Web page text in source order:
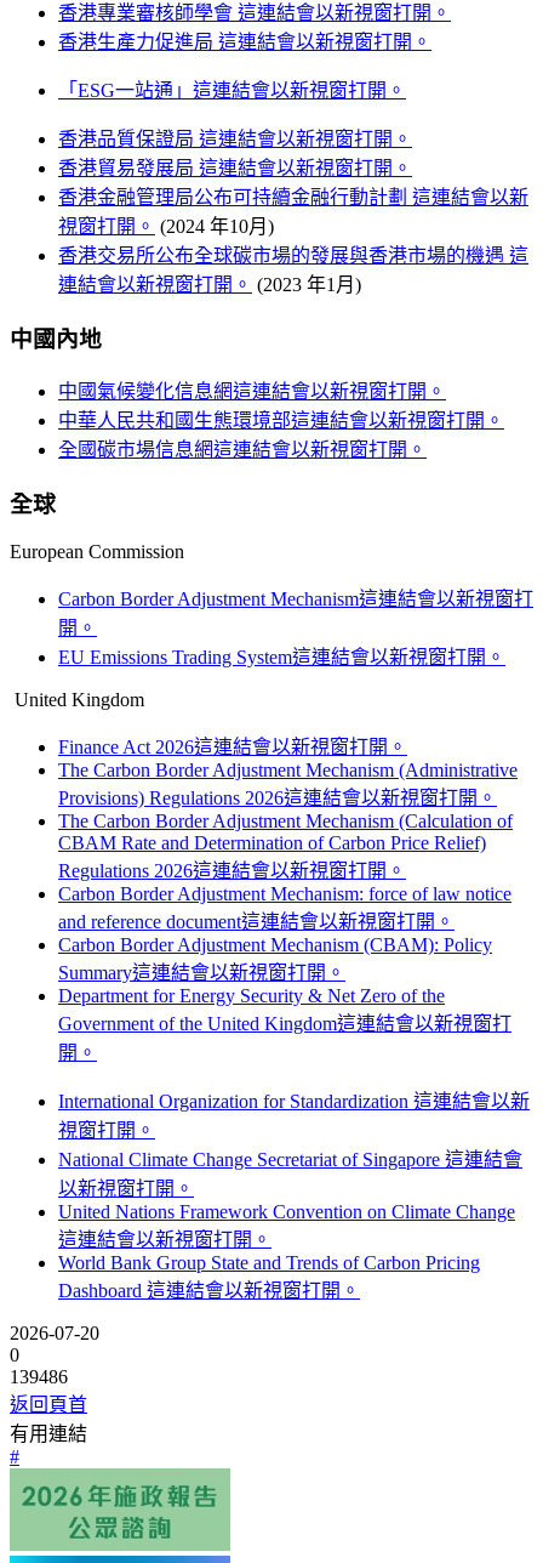
香港專業審核師學會 這連結會以新視窗打開。
香港生產力促進局 這連結會以新視窗打開。
「ESG一站通」 這連結會以新視窗打開。
香港品質保證局 這連結會以新視窗打開。
香港貿易發展局 這連結會以新視窗打開。
香港金融管理局公布可持續金融行動計劃 這連結會以新
視窗打開。 (2024 年10月)
香港交易所公布全球碳市場的發展與香港市場的機遇 這
連結會以新視窗打開。 (2023 年1月)
中國內地
中國氣候變化信息網這連結會以新視窗打開。
中華人民共和國生態環境部這連結會以新視窗打開。
全國碳市場信息網這連結會以新視窗打開。
全球
European Commission
Carbon Border Adjustment Mechanism這連結會以新視窗打
開。
EU Emissions Trading System這連結會以新視窗打開。
United Kingdom
Finance Act 2026這連結會以新視窗打開。
The Carbon Border Adjustment Mechanism (Administrative
Provisions) Regulations 2026這連結會以新視窗打開。
The Carbon Border Adjustment Mechanism (Calculation of
CBAM Rate and Determination of Carbon Price Relief)
Regulations 2026這連結會以新視窗打開。
Carbon Border Adjustment Mechanism: force of law notice
and reference document這連結會以新視窗打開。
Carbon Border Adjustment Mechanism (CBAM): Policy
Summary這連結會以新視窗打開。
Department for Energy Security & Net Zero of the
Government of the United Kingdom這連結會以新視窗打
開。
International Organization for Standardization 這連結會以新
視窗打開。
National Climate Change Secretariat of Singapore 這連結會
以新視窗打開。
United Nations Framework Convention on Climate Change
這連結會以新視窗打開。
World Bank Group State and Trends of Carbon Pricing
Dashboard 這連結會以新視窗打開。
2026-07-20
0
139486
返回頁首
有用連結
#